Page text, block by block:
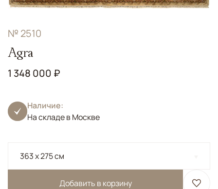
№ 2510
Agra
1 348 000 ₽
Наличие:
На складе в Москве
363 x 275 см
Добавить в корзину